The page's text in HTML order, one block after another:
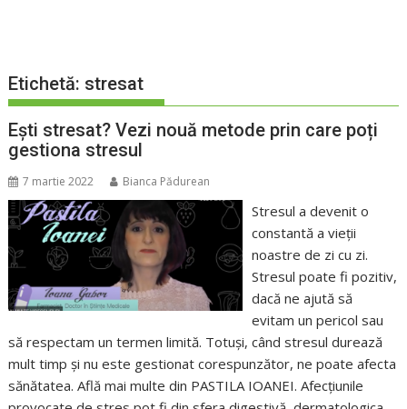
Etichetă: stresat
Ești stresat? Vezi nouă metode prin care poți
gestiona stresul
7 martie 2022 Bianca Pădurean
Stresul a devenit o
constantă a vieții
noastre de zi cu zi.
Stresul poate fi pozitiv,
dacă ne ajută să
evitam un pericol sau
să respectam un termen limită. Totuși, când stresul durează
mult timp și nu este gestionat corespunzător, ne poate afecta
sănătatea. Află mai multe din PASTILA IOANEI. Afecțiunile